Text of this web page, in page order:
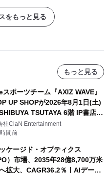
をもっと見る
もっと見る
スポーツチーム『AXIZ WAVE』
UP SHOPが2026年8月1日(土)
TSUTAYA 6階 IP書店で
定！！
社ClaN Entertainment
間前
ケージド・オプティクス
）市場、2035年28億8,700万米
拡大、CAGR36.2％｜AIデータ